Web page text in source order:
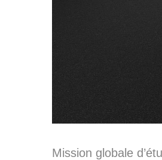
Mission globale